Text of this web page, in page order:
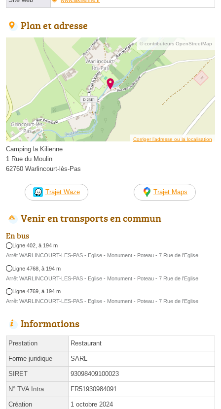
Plan et adresse
© contributeurs OpenStreetMap
Corriger l’adresse ou la localisation
Camping la Kilienne
1 Rue du Moulin
62760 Warlincourt-lès-Pas
Trajet Waze Trajet Maps
Venir en transports en commun
En bus
Ligne 402, à 194 m
Arrêt WARLINCOURT-LES-PAS - Eglise - Monument - Poteau - 7 Rue de l’Eglise
Ligne 4768, à 194 m
Arrêt WARLINCOURT-LES-PAS - Eglise - Monument - Poteau - 7 Rue de l’Eglise
Ligne 4769, à 194 m
Arrêt WARLINCOURT-LES-PAS - Eglise - Monument - Poteau - 7 Rue de l’Eglise
Informations
Prestation Restaurant
Forme juridique SARL
SIRET 93098409100023
N° TVA Intra. FR51930984091
Création 1 octobre 2024